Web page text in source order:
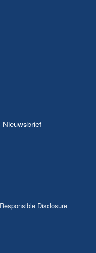
Nieuwsbrief
Responsible Disclosure